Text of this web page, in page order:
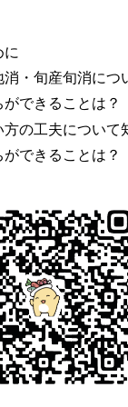
に
消・旬産旬消につ
ができることは？
方の工夫について
ができることは？